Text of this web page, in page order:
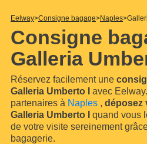
Eelway Consigne bagage Naples
Consigne
Galleria
Réservez facilement une
Galleria Umberto I
avec
partenaires à Naples , déposez
Galleria Umberto I
quand vous
de votre visite sereinement
bagagerie.